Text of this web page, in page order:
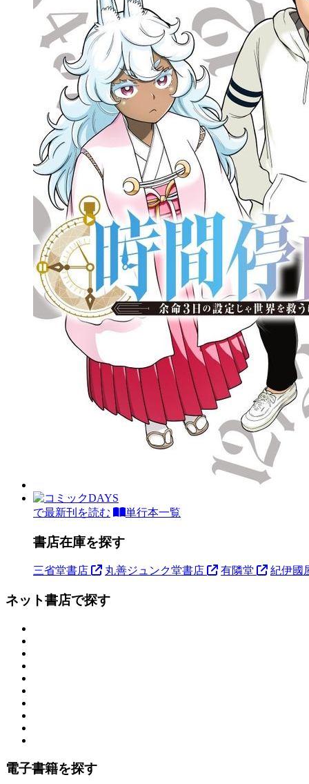
で最新刊を読む 単行本一覧
書店在庫を探す
三省堂書店 丸善ジュンク堂書店 有隣堂 紀伊國
ネット書店で探す
電子書籍を探す